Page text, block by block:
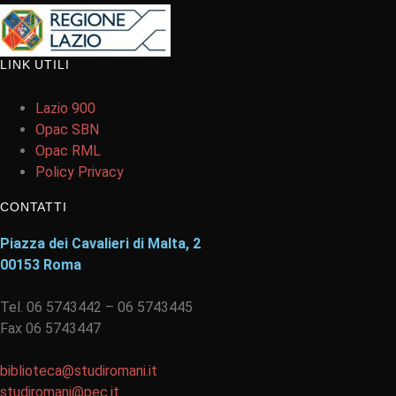
LINK UTILI
Lazio 900
Opac SBN
Opac RML
Policy Privacy
CONTATTI
Piazza dei Cavalieri di Malta, 2
00153 Roma
Tel. 06 5743442 – 06 5743445
Fax 06 5743447
biblioteca@studiromani.it
studiromani@pec.it